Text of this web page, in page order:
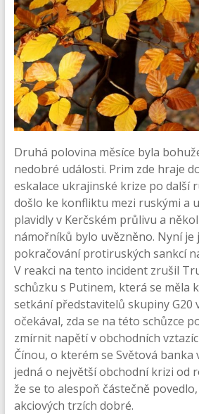
Druhá polovina měsíce byla
nedobré události. Prim zde hraje
eskalace ukrajinské krize po další
došlo ke konfliktu mezi ruskými a
plavidly v Kerčském průlivu a
námořníků bylo uvězněno. Nyní je
pokračování protiruských sankcí
V reakci na tento incident zrušil
schůzku s Putinem, která se měla
setkání představitelů skupiny G20
očekával, zda se na této schůzce
zmírnit napětí v obchodních
Čínou, o kterém se Světová banka
jedná o největší obchodní krizi od
že se to alespoň částečně
akciových trzích dobré.